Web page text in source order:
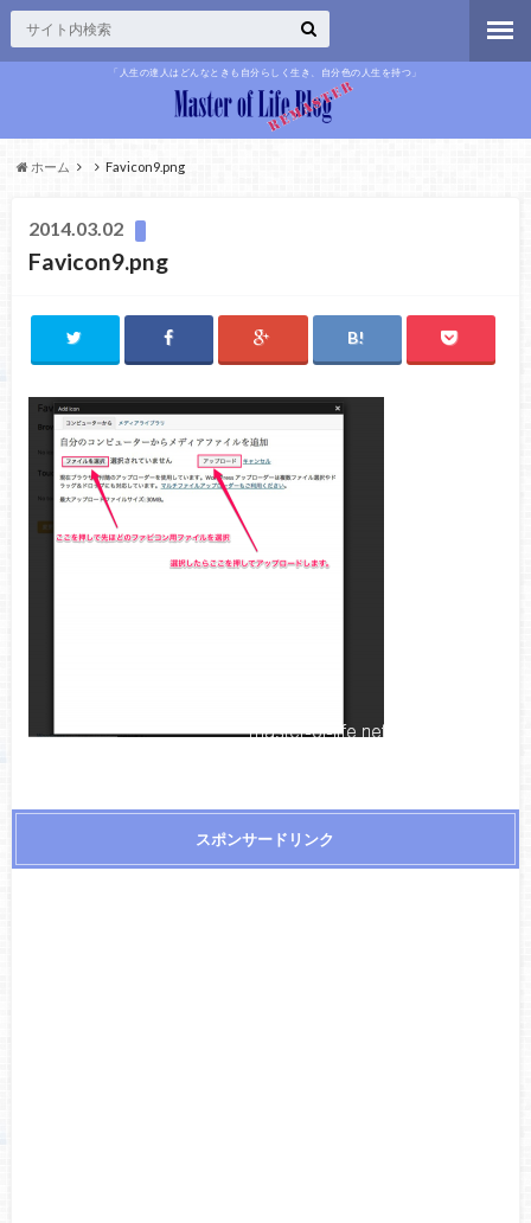
「人生の達人はどんなときも自分らしく生き、自分色の人生を持つ」
ホーム Favicon9.png
2014.03.02
Favicon9.png
スポンサードリンク